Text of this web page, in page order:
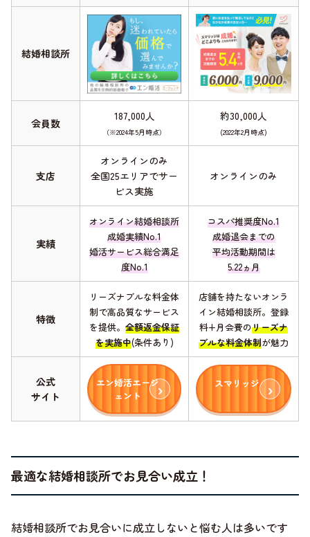
結婚相談所
会員数
187,000人
（※2024年5月時点）
約30,000人
(2022年2月時点)
支店
オンラインのみ
全国25エリアでサー
ビス実施
オンラインのみ
実績
オンライン結婚相談所
成婚実績No.1
婚活サービス総合満足
度No.1
コスパ推奨度No.1
成婚退会までの
平均活動期間は
5.22ヵ月
特徴
リーズナブルな料金体
制で高品質なサービス
を提供。 全額返金保証
を実施中(条件あり)
店舗を持たないオンラ
イン結婚相談所。登録
料+月会費のリーズナ
ブルな料金体制が魅力
公式
サイト
エン婚活エージ
ェント
スマリッジ
最適な結婚相談所でお見合い成立！
結婚相談所でお見合いに成立しないと悩む人は多いです